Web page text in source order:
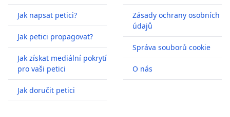
Jak napsat petici?
Jak petici propagovat?
Jak získat mediální pokrytí
pro vaši petici
Jak doručit petici
Zásady ochrany osobních
údajů
Správa souborů cookie
O nás